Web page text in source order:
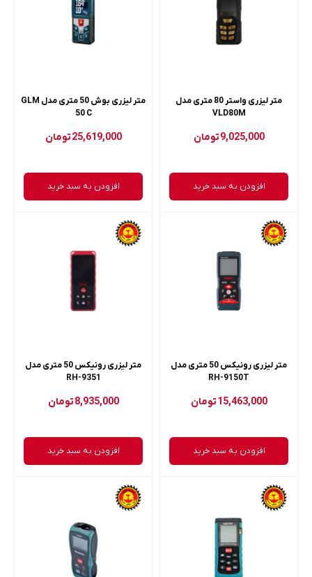
متر لیزری واستر 80 متری مدل
VLD80M
9,025,000تومان
افزودن به سبد خرید
متر لیزری بوش 50 متری مدل GLM
50 C
25,619,000تومان
افزودن به سبد خرید
متر لیزری رونیکس 50 متری مدل
RH-9150T
15,463,000تومان
افزودن به سبد خرید
متر لیزری رونیکس 50 متری مدل
RH-9351
8,935,000تومان
افزودن به سبد خرید